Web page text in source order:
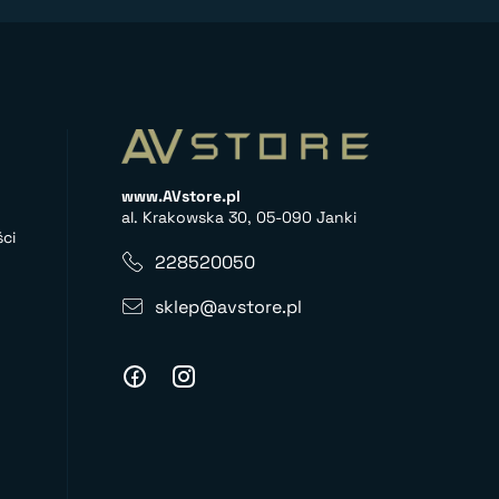
www.AVstore.pl
al. Krakowska 30, 05-090 Janki
228520050
sklep@avstore.pl